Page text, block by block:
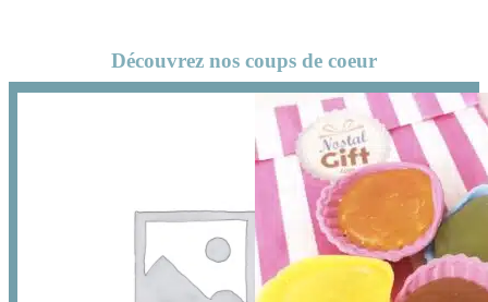
Découvrez nos coups de coeur